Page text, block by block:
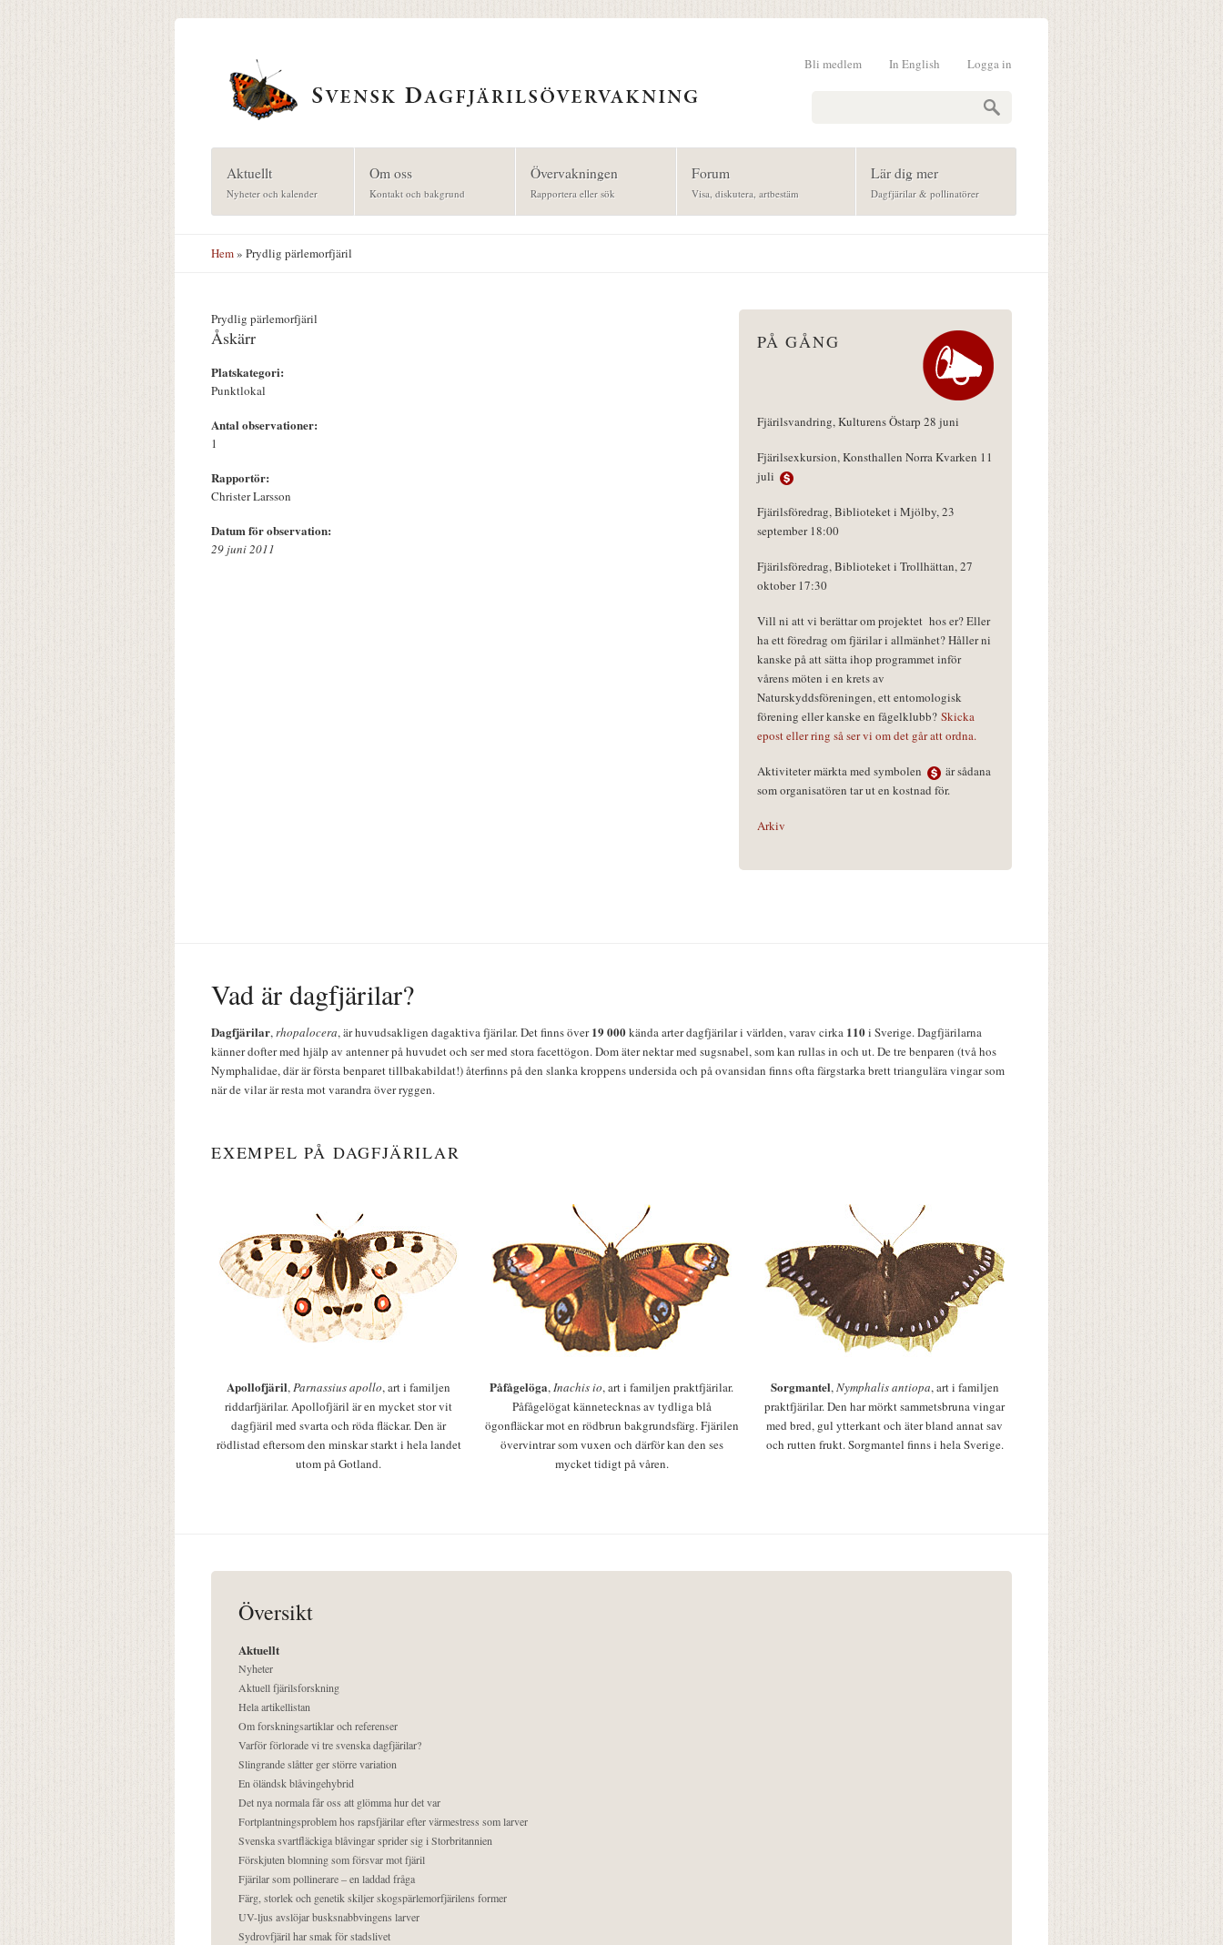
Logga in
In English
Bli medlem
Aktuellt
Nyheter och kalender
Om oss
Kontakt och bakgrund
Övervakningen
Rapportera eller sök
Forum
Visa, diskutera, artbestäm
Lär dig mer
Dagfjärilar & pollinatörer
Hem» Prydlig pärlemorfjäril
Prydlig pärlemorfjäril
Åskärr
Platskategori:
Punktlokal
Antal observationer:
1
Rapportör:
Christer Larsson
Datum för observation:
29 juni 2011
PÅ GÅNG
Fjärilsvandring, Kulturens Östarp 28 juni
Fjärilsexkursion, Konsthallen Norra Kvarken 11
juli
Fjärilsföredrag, Biblioteket i Mjölby, 23
september 18:00
Fjärilsföredrag, Biblioteket i Trollhättan, 27
oktober 17:30
Vill ni att vi berättar om projektet hos er? Eller
ha ett föredrag om fjärilar i allmänhet? Håller ni
kanske på att sätta ihop programmet inför
vårens möten i en krets av
Naturskyddsföreningen, ett entomologisk
förening eller kanske en fågelklubb? Skicka
epost eller ring så ser vi om det går att ordna.
Aktiviteter märkta med symbolen
är sådana
som organisatören tar ut en kostnad för.
Arkiv
Vad är dagfjärilar?
Dagfjärilar,rhopalocera, är huvudsakligen dagaktiva fjärilar. Det finns över19 000kända arter dagfjärilar i världen, varav cirka 110i Sverige. Dagfjärilarna
känner dofter med hjälp av antenner på huvudet och ser med stora facettögon. Dom äter nektar med sugsnabel, som kan rullas in och ut. De tre benparen (två hos
Nymphalidae, där är första benparet tillbakabildat!) återfinns på den slanka kroppens undersida och på ovansidan finns ofta färgstarka brett triangulära vingar som
när de vilar är resta mot varandra över ryggen.
EXEMPEL PÅ DAGFJÄRILAR
Apollofjäril,Parnassius apollo, art i familjen
riddarfjärilar. Apollofjäril är en mycket stor vit
dagfjäril med svarta och röda fläckar. Den är
rödlistad eftersom den minskar starkt i hela landet
utom på Gotland.
Påfågelöga,Inachis io, art i familjen praktfjärilar.
Påfågelögat kännetecknas av tydliga blå
ögonfläckar mot en rödbrun bakgrundsfärg. Fjärilen
övervintrar som vuxen och därför kan den ses
mycket tidigt på våren.
Sorgmantel,Nymphalis antiopa, art i familjen
praktfjärilar. Den har mörkt sammetsbruna vingar
med bred, gul ytterkant och äter bland annat sav
och rutten frukt. Sorgmantel finns i hela Sverige.
Översikt
Aktuellt
Nyheter
Aktuell fjärilsforskning
Hela artikellistan
Om forskningsartiklar och referenser
Varför förlorade vi tre svenska dagfjärilar?
Slingrande slåtter ger större variation
En öländsk blåvingehybrid
Det nya normala får oss att glömma hur det var
Fortplantningsproblem hos rapsfjärilar efter värmestress som larver
Svenska svartfläckiga blåvingar sprider sig i Storbritannien
Förskjuten blomning som försvar mot fjäril
Fjärilar som pollinerare – en laddad fråga
Färg, storlek och genetik skiljer skogspärlemorfjärilens former
UV-ljus avslöjar busksnabbvingens larver
Sydrovfjäril har smak för stadslivet